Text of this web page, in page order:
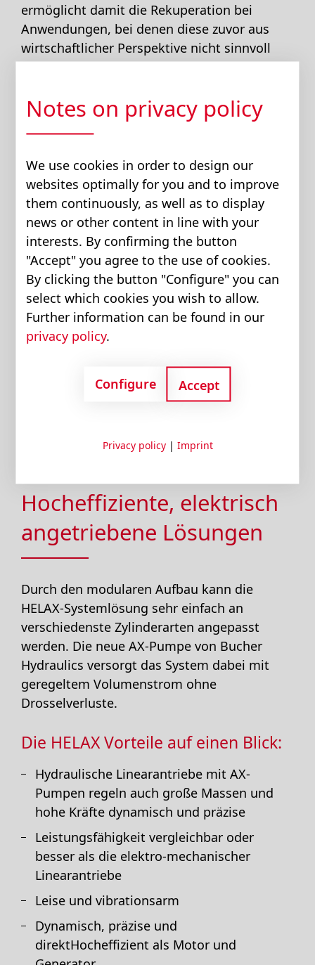
ermöglicht damit die Rekuperation bei
Anwendungen, bei denen diese zuvor aus
wirtschaftlicher Perspektive nicht sinnvoll
war.
Die On-Board-Elektronik sorgt dafür, dass
sich das lineare Getriebe für den
Vorgabe von Motion-Control-Signalen erfolgt
z. B. mittels CAN-Bus, die Software setzt die
Signale in die gewünschte Bewegung um.
Der Anwender muss sich nicht im Detail mit
den Eigenschaften der Hydraulik
beschäftigen. Er kann sich ganz auf die
Funktion seiner Anwendung konzentrieren.
Der hydraulische Linearantrieb lässt sich also
so einfach wie jeder E-Antrieb ins System
integrieren.
Lesen Sie hier das Interview mit Dierk
Peitsmeyer, Produktportfolio-Manager bei
Hocheffiziente, elektrisch
angetriebene Lösungen
Durch den modularen Aufbau kann die
HELAX-Systemlösung sehr einfach an
verschiedenste Zylinderarten angepasst
werden. Die neue AX-Pumpe von Bucher
Hydraulics versorgt das System dabei mit
geregeltem Volumenstrom ohne
Drosselverluste.
Die HELAX Vorteile auf einen Blick:
Hydraulische Linearantriebe mit AX-
Pumpen regeln auch große Massen und
hohe Kräfte dynamisch und präzise
Leistungsfähigkeit vergleichbar oder
besser als die elektro-mechanischer
Linearantriebe
Leise und vibrationsarm
Dynamisch, präzise und
direktHocheffizient als Motor und
Notes on privacy policy
We use cookies in order to design our
websites optimally for you and to improve
them continuously, as well as to display
news or other content in line with your
interests. By confirming the button
"Accept" you agree to the use of cookies.
By clicking the button "Configure" you can
select which cookies you wish to allow.
Further information can be found in our
privacy policy.
Configure Accept
Privacy policy| Imprint